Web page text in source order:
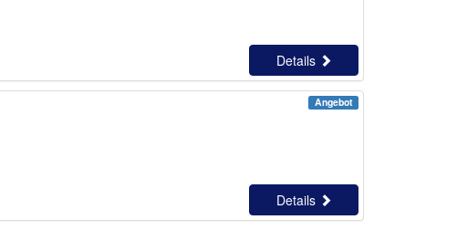
Details
Angebot
Details